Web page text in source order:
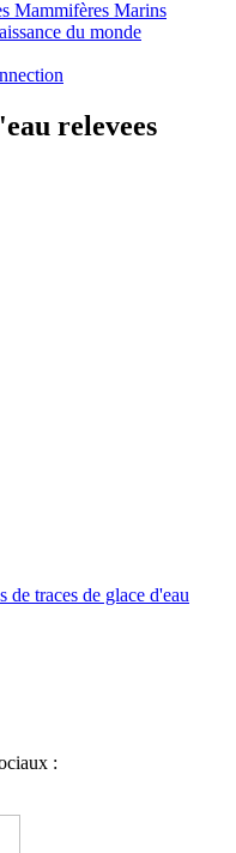
Mammifères Marins
du monde
relevees
de traces de glace d'eau
: